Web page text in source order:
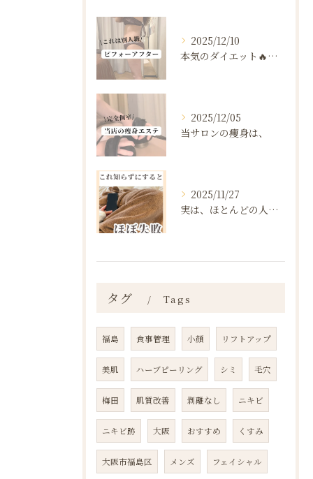
2025/12/10
本気のダイエット🔥🔥🔥
2025/12/05
当サロンの痩身は、
2025/11/27
実は、ほとんどの人は“ダイエットを始める前の段階”で失敗が確...
タグ Tags
福島 食事管理 小顔 リフトアップ
美肌 ハーブピーリング シミ 毛穴
梅田 肌質改善 剥離なし ニキビ
ニキビ跡 大阪 おすすめ くすみ
大阪市福島区 メンズ フェイシャル